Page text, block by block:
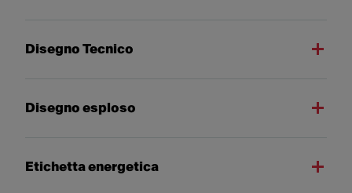
Disegno Tecnico
Disegno esploso
Etichetta energetica